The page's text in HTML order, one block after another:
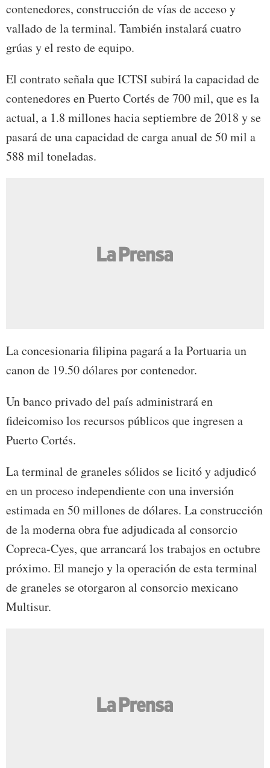
contenedores, construcción de vías de acceso y
vallado de la terminal. También instalará cuatro
grúas y el resto de equipo.
El contrato señala que ICTSI subirá la capacidad de
contenedores en Puerto Cortés de 700 mil, que es la
actual, a 1.8 millones hacia septiembre de 2018 y se
pasará de una capacidad de carga anual de 50 mil a
588 mil toneladas.
La concesionaria filipina pagará a la Portuaria un
canon de 19.50 dólares por contenedor.
Un banco privado del país administrará en
fideicomiso los recursos públicos que ingresen a
Puerto Cortés.
La terminal de graneles sólidos se licitó y adjudicó
en un proceso independiente con una inversión
estimada en 50 millones de dólares. La construcción
de la moderna obra fue adjudicada al consorcio
Copreca-Cyes, que arrancará los trabajos en octubre
próximo. El manejo y la operación de esta terminal
de graneles se otorgaron al consorcio mexicano
Multisur.